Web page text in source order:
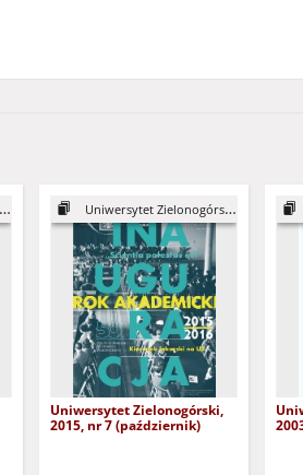
Uniwersytet Zielonogórski, 2015
Uniwersytet Zielonogórski,
2015, nr 7 (październik)